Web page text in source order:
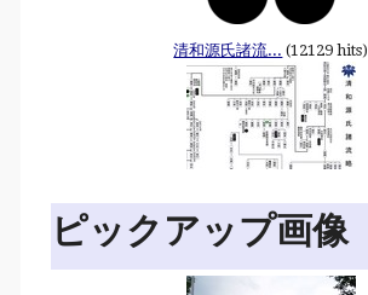
清和源氏諸流... (12129 hits)
ピックアップ画像